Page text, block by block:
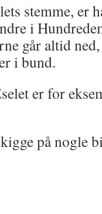
stemme, er
i
går altid
i bund.
er for
på nogle